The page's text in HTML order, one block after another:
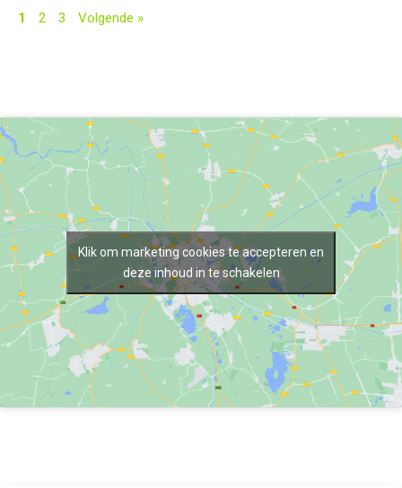
1 2 3 Volgende »
Klik om marketing cookies te accepteren en
deze inhoud in te schakelen